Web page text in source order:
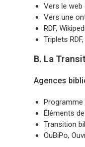
Vers le
Vers une
RDF,
Triplets
B. La
Agences
Programme
Éléments
Transition
OuBiPo,